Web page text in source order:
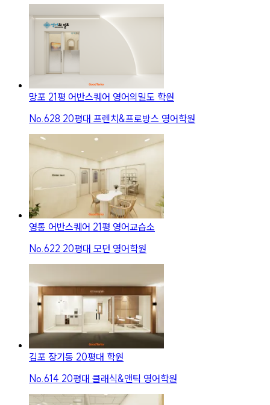
망포 21평 어반스퀘어 영어의밀도 학원
No. 628 20평대 프렌치&프로방스 영어학원
영통 어반스퀘어 21평 영어교습소
No. 622 20평대 모던 영어학원
김포 장기동 20평대 학원
No. 614 20평대 클래식&앤틱 영어학원